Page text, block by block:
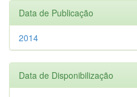
Data de Publicação
2014
Data de Disponibilização